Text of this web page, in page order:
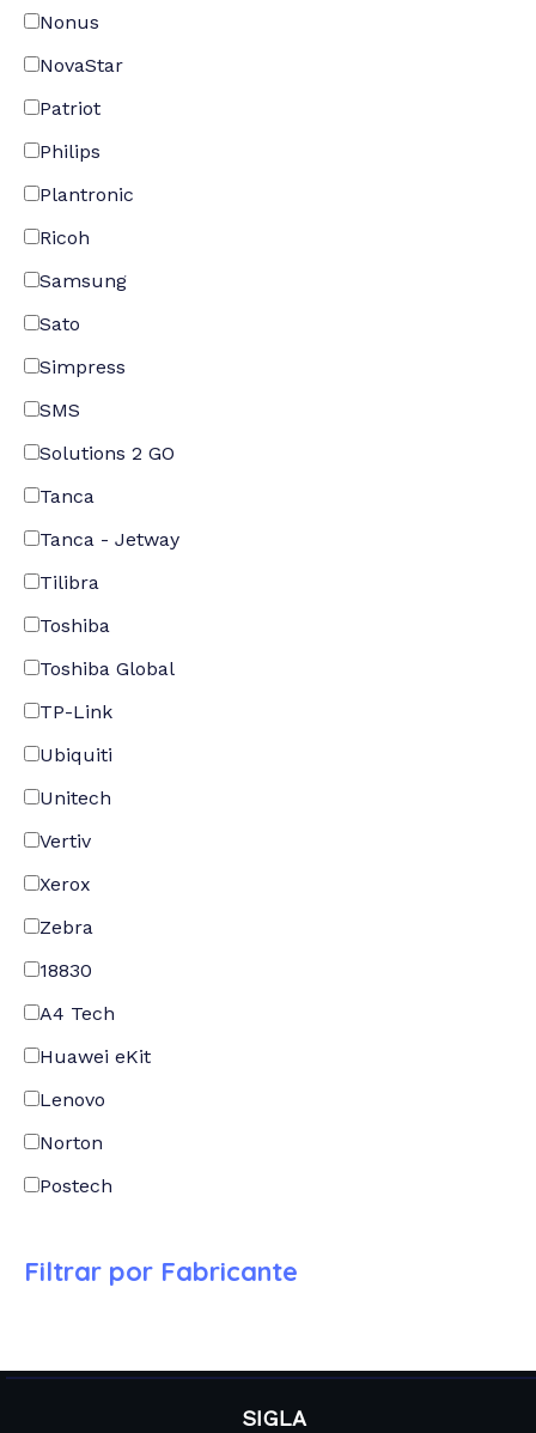
Nonus
NovaStar
Patriot
Philips
Plantronic
Ricoh
Samsung
Sato
Simpress
SMS
Solutions 2 GO
Tanca
Tanca - Jetway
Tilibra
Toshiba
Toshiba Global
TP-Link
Ubiquiti
Unitech
Vertiv
Xerox
Zebra
18830
A4 Tech
Huawei eKit
Lenovo
Norton
Postech
Filtrar por Fabricante
SIGLA